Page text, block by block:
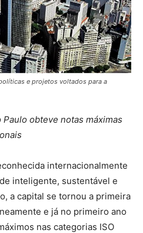
e projetos voltados para a
obteve notas máximas
internacionalmente
inteligente, sustentável e
a capital se tornou a primeira
e já no primeiro ano
nas categorias ISO